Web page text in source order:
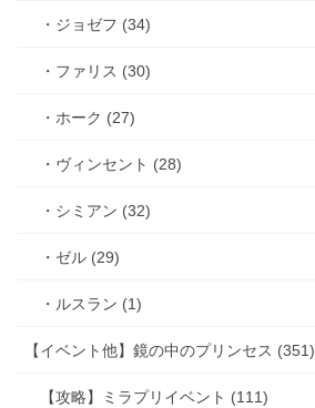
・ジョゼフ (34)
・ファリス (30)
・ホーク (27)
・ヴィンセント (28)
・シミアン (32)
・ゼル (29)
・ルスラン (1)
【イベント他】鏡の中のプリンセス (351)
【攻略】ミラプリイベント (111)